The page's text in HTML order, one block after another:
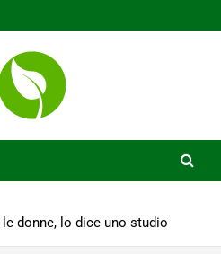
donne, lo dice uno studio